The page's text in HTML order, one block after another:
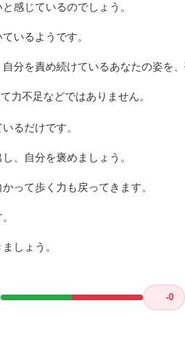
感じているのでしょう。
いるようです。
分を責め続けているあなたの姿を、
力不足などではありません。
るだけです。
、自分を褒めましょう。
って歩く力も戻ってきます。
しょう。
-0